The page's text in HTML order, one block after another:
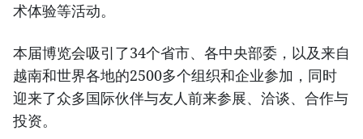
术体验等活动。
本届博览会吸引了34个省市、各中央部委，以及来自
越南和世界各地的2500多个组织和企业参加，同时
迎来了众多国际伙伴与友人前来参展、洽谈、合作与
投资。